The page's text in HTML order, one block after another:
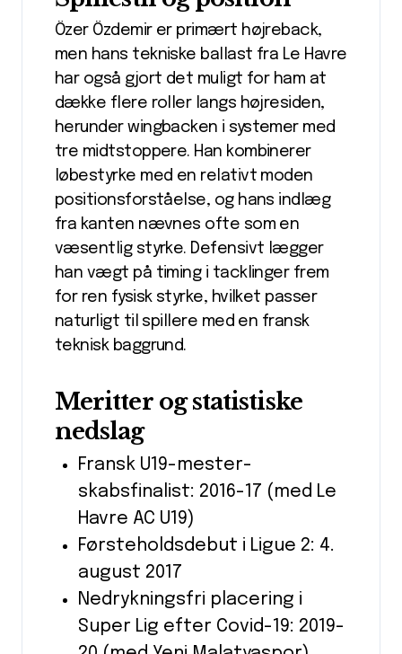
Özer Özdemir er primært højreback,
men hans tekniske ballast fra Le Havre
har også gjort det muligt for ham at
dække flere roller langs højresiden,
herunder wingbacken i systemer med
tre midtstoppere. Han kombinerer
løbestyrke med en relativt moden
positionsforståelse, og hans indlæg
fra kanten nævnes ofte som en
væsentlig styrke. Defensivt lægger
han vægt på timing i tacklinger frem
for ren fysisk styrke, hvilket passer
naturligt til spillere med en fransk
teknisk baggrund.
Meritter og statistiske
nedslag
Fransk U19-mester­
skabsfinalist: 2016-17 (med Le
Havre AC U19)
Førsteholdsdebut i Ligue 2: 4.
august 2017
Nedrykningsfri placering i
Super Lig efter Covid-19: 2019-